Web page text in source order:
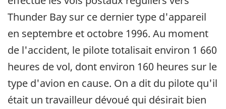
Thunder Bay sur ce dernier type d'appareil
en septembre et octobre 1996. Au moment
de l'accident, le pilote totalisait environ 1 660
heures de vol, dont environ 160 heures sur le
type d'avion en cause. On a dit du pilote qu'il
était un travailleur dévoué qui désirait bien